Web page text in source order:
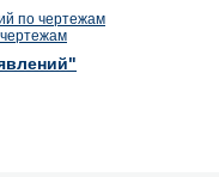
по чертежам